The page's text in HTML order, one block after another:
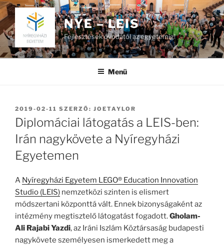
Tartalomhoz
NYE – LEIS
Fejlesztések óvodától az egyetemig!
Menü
BEKÜLDVE:
2019-02-11 SZERZŐ: JOETAYLOR
Diplomáciai látogatás a LEIS-ben:
Irán nagykövete a Nyíregyházi
Egyetemen
A Nyíregyházi Egyetem LEGO® Education Innovation
Studio (LEIS) nemzetközi szinten is elismert
módszertani központtá vált. Ennek bizonyságaként az
intézmény megtisztelő látogatást fogadott.Gholam-
Ali Rajabi Yazdi, az Iráni Iszlám Köztársaság budapesti
nagykövete személyesen ismerkedett meg a